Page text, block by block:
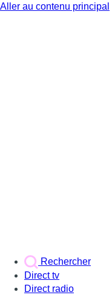
Aller au contenu principal
Rechercher
Direct tv
Direct radio